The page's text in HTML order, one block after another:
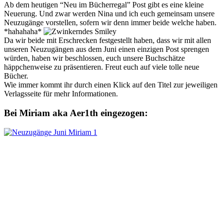
Ab dem heutigen “Neu im Bücherregal” Post gibt es eine kleine
Neuerung. Und zwar werden Nina und ich euch gemeinsam unsere
Neuzugänge vorstellen, sofern wir denn immer beide welche haben.
*hahahaha*
Da wir beide mit Erschrecken festgestellt haben, dass wir mit allen
unseren Neuzugängen aus dem Juni einen einzigen Post sprengen
würden, haben wir beschlossen, euch unsere Buchschätze
häppchenweise zu präsentieren. Freut euch auf viele tolle neue
Bücher.
Wie immer kommt ihr durch einen Klick auf den Titel zur jeweiligen
Verlagsseite für mehr Informationen.
Bei Miriam aka Aer1th eingezogen: